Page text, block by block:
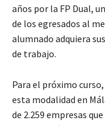
años por la FP Dual,
de los egresados al
alumnado adquiera
de trabajo.
Para el próximo
esta modalidad en
de 2.259 empresas